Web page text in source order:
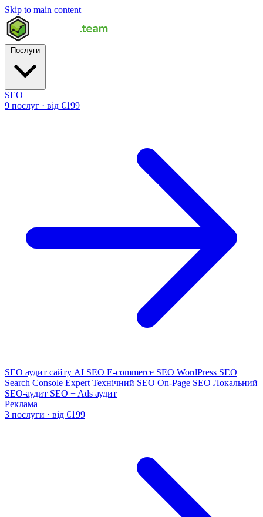
Skip to main content
SEO
9 послуг · від €199
SEO аудит сайту AI SEO E-commerce SEO WordPress SEO
Search Console Expert Технічний SEO On-Page SEO Локальний
SEO-аудит SEO + Ads аудит
Реклама
3 послуги · від €199